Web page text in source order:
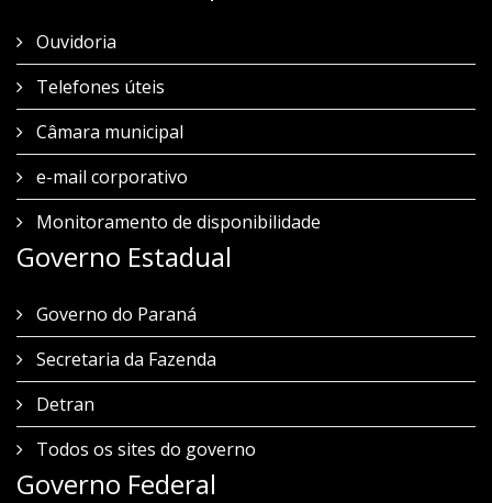
Ouvidoria
Telefones úteis
Câmara municipal
e-mail corporativo
Monitoramento de disponibilidade
Governo Estadual
Governo do Paraná
Secretaria da Fazenda
Detran
Todos os sites do governo
Governo Federal